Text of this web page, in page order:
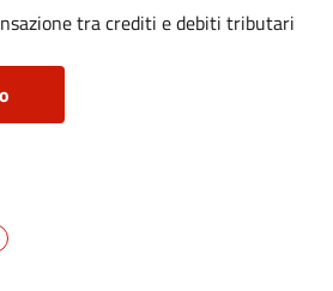
tra crediti e debiti tributari